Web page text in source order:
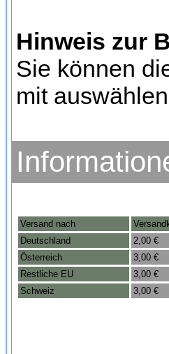
Hinweis zur
Sie können
mit
Versand nach
Deutschland
2,00 €
Österreich
3,00 €
Restliche EU
3,00 €
Schweiz
3,00 €